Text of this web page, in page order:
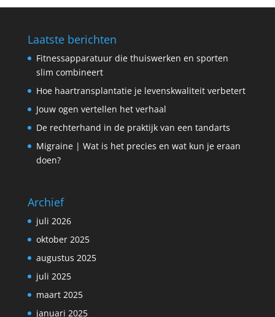
Laatste berichten
Fitnessapparatuur die thuiswerken en sporten
slim combineert
Hoe haartransplantatie je levenskwaliteit verbetert
Jouw ogen vertellen het verhaal
De rechterhand in de praktijk van een tandarts
Migraine | Wat is het precies en wat kun je eraan
doen?
Archief
juli 2026
oktober 2025
augustus 2025
juli 2025
maart 2025
januari 2025